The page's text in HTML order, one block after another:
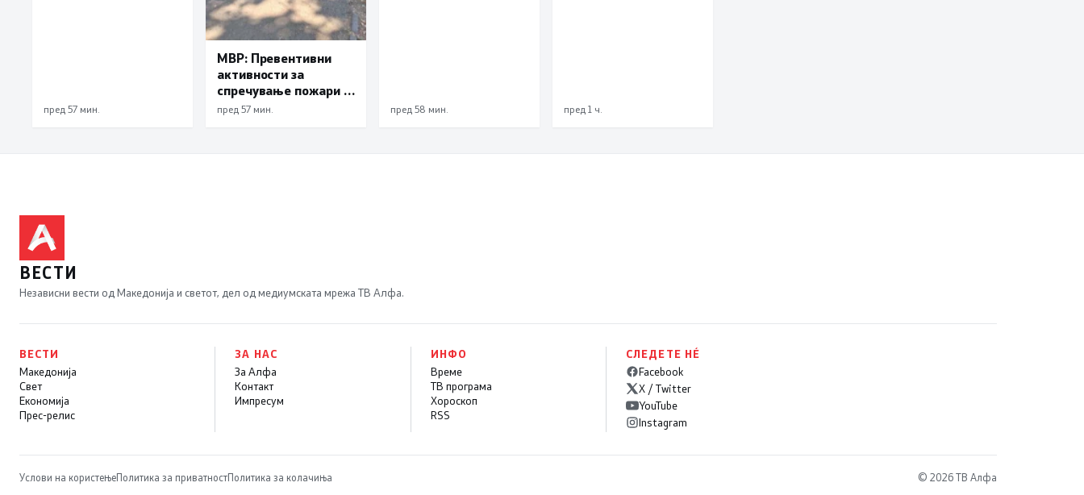
пред 57 мин.
МВР: Превентивни
активности за
спречување пожари и
имотни деликти, како
пред 57 мин. пред 58 мин. пред 1 ч.
ВЕСТИ
Независни вести од Македонија и светот, дел од медиумската мрежа ТВ Алфа.
ВЕСТИ
Македонија
Свет
Економија
Прес-релис
ЗА НАС
За Алфа
Контакт
Импресум
ИНФО
Време
ТВ програма
Хороскоп
RSS
СЛЕДЕТЕ НÉ
Facebook
X / Twitter
YouTube
Instagram
Услови на користењеПолитика за приватностПолитика за колачиња © 2026 ТВ Алфа